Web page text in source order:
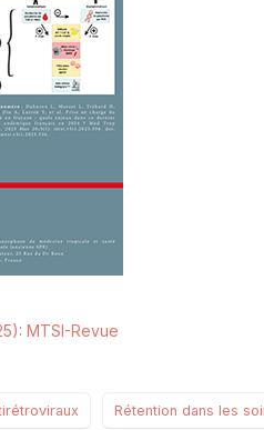
MTSI-Revue
Rétention dans les